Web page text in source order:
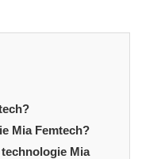
Mia Femtech?
Mia